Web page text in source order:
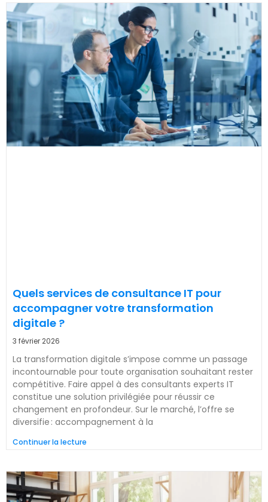
Quels services de consultance IT pour
accompagner votre transformation
digitale ?
3 février 2026
La transformation digitale s’impose comme un passage
incontournable pour toute organisation souhaitant rester
compétitive. Faire appel à des consultants experts IT
constitue une solution privilégiée pour réussir ce
changement en profondeur. Sur le marché, l’offre se
diversifie : accompagnement à la
Continuer la lecture